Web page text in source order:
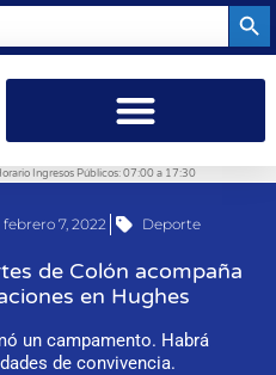
Ingresos Públicos: 07:00 a 17:30
febrero 7, 2022 Deporte
de Colón acompaña
en Hughes
un campamento. Habrá
de convivencia.